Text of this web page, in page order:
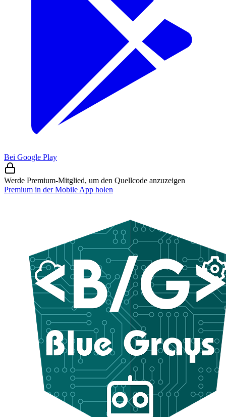
Bei Google Play
Werde Premium-Mitglied, um den Quellcode anzuzeigen
Premium in der Mobile App holen